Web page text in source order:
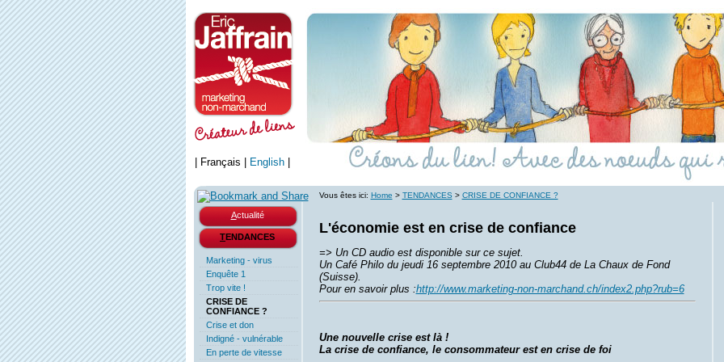
Actualité
TENDANCES
Marketing - virus
Enquête 1
Trop vite !
CRISE DE
CONFIANCE ?
Crise et don
Indigné - vulnérable
En perte de vitesse
Vous êtes ici: Home > TENDANCES > CRISE DE CONFIANCE ?
L'économie est en crise de confiance
=> Un CD audio est disponible sur ce sujet.
Un Café Philo du jeudi 16 septembre 2010 au Club44 de La Chaux de Fond
(Suisse).
Pour en savoir plus :http://www.marketing-non-marchand.ch/index2.php?rub=6
Une nouvelle crise est là !
La crise de confiance, le consommateur est en crise de foi
Français English|